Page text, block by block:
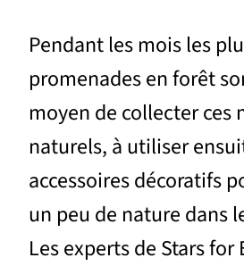
Pendant les mois les
promenades en forêt
moyen de collecter ces
naturels, à utiliser
accessoires décoratifs
un peu de nature dans
Les experts de Stars for